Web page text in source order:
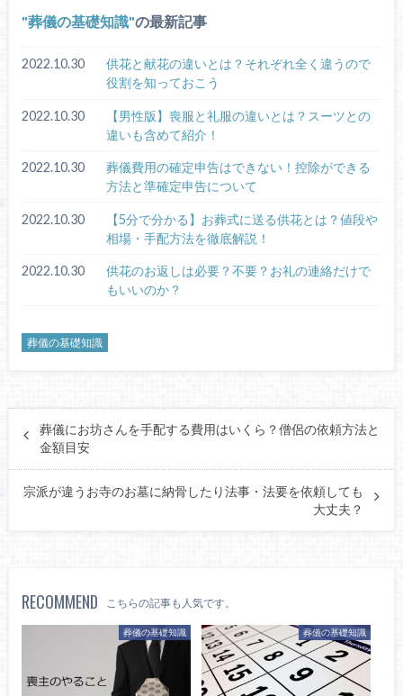
葬儀の基礎知識 の最新記事
2022.10.30
供花と献花の違いとは？それぞれ全く違うので
役割を知っておこう
2022.10.30
【男性版】喪服と礼服の違いとは？スーツとの
違いも含めて紹介！
2022.10.30
葬儀費用の確定申告はできない！控除ができる
方法と準確定申告について
2022.10.30
【5分で分かる】お葬式に送る供花とは？値段や
相場・手配方法を徹底解説！
2022.10.30
供花のお返しは必要？不要？お礼の連絡だけで
もいいのか？
葬儀の基礎知識
葬儀にお坊さんを手配する費用はいくら？僧侶の依頼方法と
金額目安
宗派が違うお寺のお墓に納骨したり法事・法要を依頼しても
大丈夫？
RECOMMEND こちらの記事も人気です。
葬儀の基礎知識 葬儀の基礎知識